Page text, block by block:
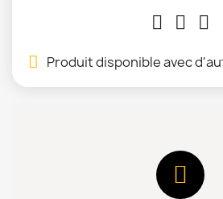
Produit disponible avec